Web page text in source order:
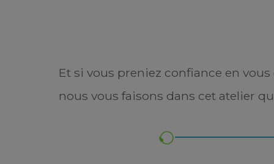
Et si vous preniez confiance en
nous vous faisons dans cet atelier